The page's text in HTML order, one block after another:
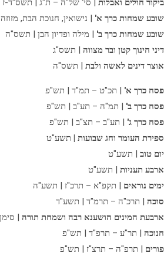
שובע שמחות כרך א' | נישואין, חנוכת הבת,
שובע שמחות כרך ב' | מילה ופדיון הבן | תשס"ה
דיני חינוך קטן ובר מצווה | תשס"ג
אוצר דינים לאשה ולבת | תשס"ה
פסח כרך א' | תכ"ט – תמ"ד | תש"פ
פסח כרך ב' | תמ"ה – תע"ב | תש"פ
פסח כרך ג' | תע"ב – תצ"ב | תש"פ
ספירת העומר וחג שבועות | תשע"ט
יום טוב | תשע"ט
ארבע תעניות | תשע"ט
ימים נוראים | תקפ"א – תרכ"ז | תשע"ה
סוכה | תרכ"ה – תרמ"ד | תשע"ד
ארבעת המינים הושענא רבה ושמחת תורה |
חנוכה | תר"ע – תרפ"ד | תש"פ
פורים | תרפ"ה – תרצ"ז | תש"פ